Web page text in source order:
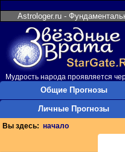
Astrologer.ru -
Мудрость народа проявляется
Общие Прогнозы
Личные Прогнозы
Вы здесь: начало